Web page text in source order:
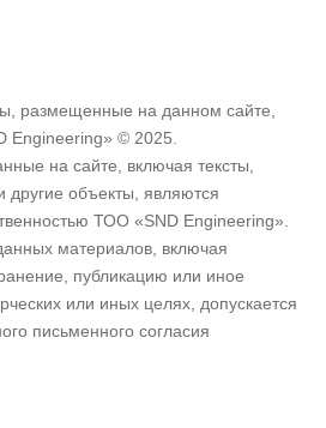
размещенные на данном сайте,
Engineering» © 2025.
на сайте, включая тексты,
другие объекты, являются
ТОО «SND Engineering».
материалов, включая
публикацию или иное
или иных целях, допускается
письменного согласия